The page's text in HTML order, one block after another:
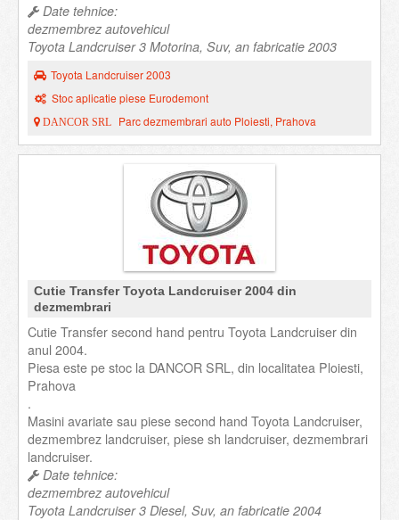
Date tehnice:
dezmembrez autovehicul
Toyota Landcruiser 3 Motorina, Suv, an fabricatie 2003
Toyota Landcruiser 2003
Stoc aplicatie piese Eurodemont
DANCOR SRL Parc dezmembrari auto Ploiesti, Prahova
Cutie Transfer Toyota Landcruiser 2004 din
dezmembrari
Cutie Transfer second hand pentru Toyota Landcruiser din
anul 2004.
Piesa este pe stoc la DANCOR SRL, din localitatea Ploiesti,
Prahova
.
Masini avariate sau piese second hand Toyota Landcruiser,
dezmembrez landcruiser, piese sh landcruiser, dezmembrari
landcruiser.
Date tehnice:
dezmembrez autovehicul
Toyota Landcruiser 3 Diesel, Suv, an fabricatie 2004